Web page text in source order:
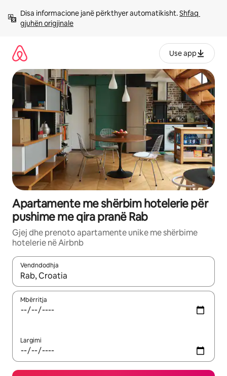
përmbajtja
Disa informacione janë përkthyer automatikisht. Shfaq
gjuhën origjinale
Use app
Apartamente me shërbim hotelerie për
pushime me qira pranë Rab
Gjej dhe prenoto apartamente unike me shërbime
hotelerie në Airbnb
Vendndodhja
Kur rezultatet të jenë të disponueshme, lëviz me butonat e
Mbërritja
Largimi